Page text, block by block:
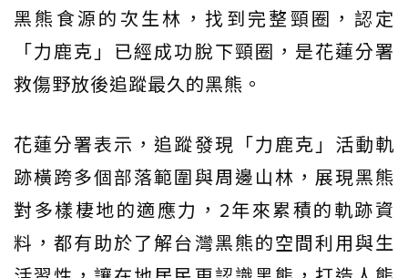
黑熊食源的次生林，找到完整頸圈，認定
「力鹿克」已經成功脫下頸圈，是花蓮分署
救傷野放後追蹤最久的黑熊。
花蓮分署表示，追蹤發現「力鹿克」活動軌
跡橫跨多個部落範圍與周邊山林，展現黑熊
對多樣棲地的適應力，2年來累積的軌跡資
料，都有助於了解台灣黑熊的空間利用與生